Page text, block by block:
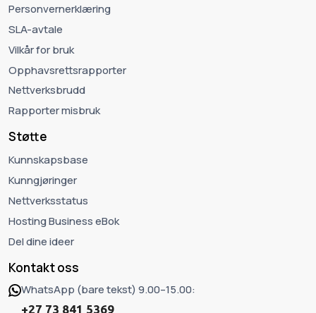
Personvernerklæring
SLA-avtale
Vilkår for bruk
Opphavsrettsrapporter
Nettverksbrudd
Rapporter misbruk
Støtte
Kunnskapsbase
Kunngjøringer
Nettverksstatus
Hosting Business eBok
Del dine ideer
Kontakt oss
WhatsApp (bare tekst) 9.00–15.00:
+27 73 841 5369